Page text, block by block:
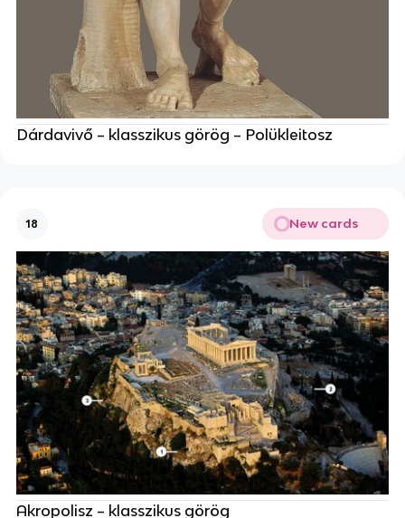
Dárdavivő – klasszikus görög – Polükleitosz
18 New cards
Akropolisz – klasszikus görög